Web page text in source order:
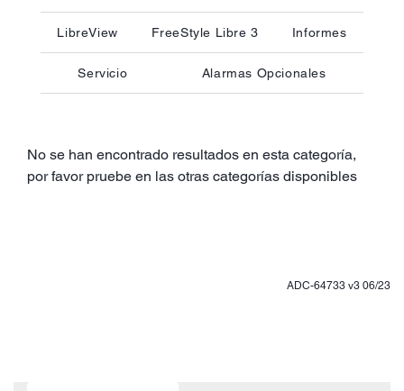
LibreView FreeStyle Libre 3 Informes
Servicio Alarmas Opcionales
No se han encontrado resultados en esta categoría,
por favor pruebe en las otras categorías disponibles
ADC-64733 v3 06/23